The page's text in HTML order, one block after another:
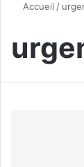
Accueil /